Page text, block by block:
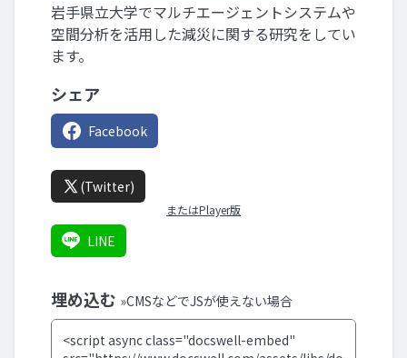
岩手県立大学でマルチエージェントシステムや
空間分析を活用した減災に関する研究をしてい
ます。
シェア
Facebook
(Twitter)
またはPlayer版
LINE
埋め込む »CMSなどでJSが使えない場合